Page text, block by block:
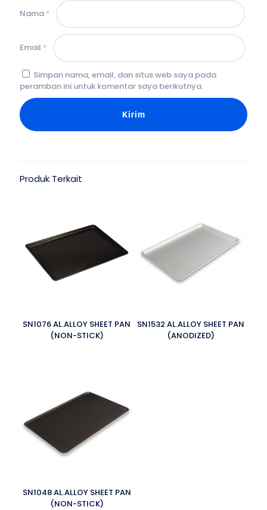
Nama *
Email *
Simpan nama, email, dan situs web saya pada
peramban ini untuk komentar saya berikutnya.
Produk Terkait
SN1076 AL.ALLOY SHEET PAN
(NON-STICK)
SN1532 AL.ALLOY SHEET PAN
(ANODIZED)
SN1048 AL.ALLOY SHEET PAN
(NON-STICK)